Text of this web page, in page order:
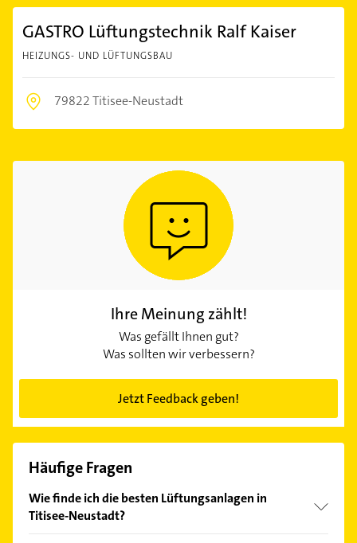
GASTRO Lüftungstechnik Ralf Kaiser
HEIZUNGS- UND LÜFTUNGSBAU
79822 Titisee-Neustadt
Ihre Meinung zählt!
Was gefällt Ihnen gut?
Was sollten wir verbessern?
Jetzt Feedback geben!
Häufige Fragen
Wie finde ich die besten Lüftungsanlagen in
Titisee-Neustadt?